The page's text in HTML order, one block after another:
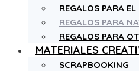
REGALOS PARA
REGALOS PARA
REGALOS PARA
MATERIALES
SCRAPBOOKING